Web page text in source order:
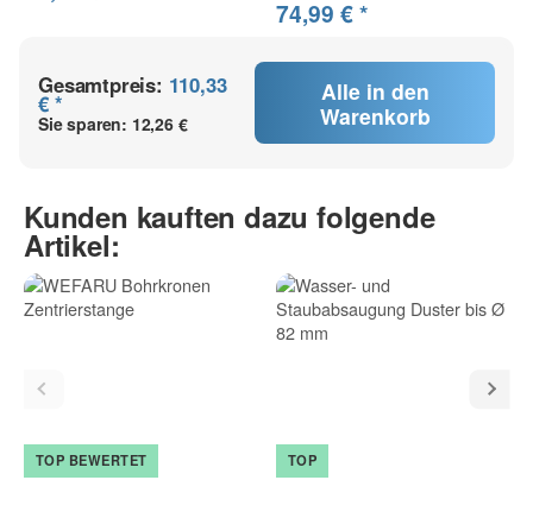
74,99 €*
Gesamtpreis: 110,33
€ *
Sie sparen: 12,26 €
Alle in den
Warenkorb
Kunden kauften dazu folgende
Artikel:
TOP BEWERTET TOP